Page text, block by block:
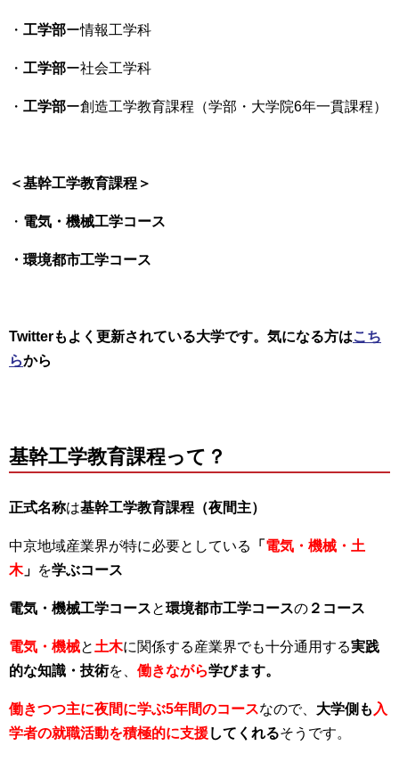
・ 工学部ー情報工学科
・ 工学部ー社会工学科
・ 工学部ー創造工学教育課程（学部・大学院6年一貫課程）
＜基幹工学教育課程＞
・ 電気・機械工学コース
・環境都市工学コース
Twitterもよく更新されている大学です。気になる方はこち
らから
基幹工学教育課程って？
正式名称は基幹工学教育課程（夜間主）
中京地域産業界が特に必要としている 「 電気・機械・土
木」 を学ぶコース
電気・機械工学コースと環境都市工学コースの ２コース
電気・機械と 土木に関係する産業界でも十分通用する実践
的な知識・技術を、 働きながら学びます。
働きつつ主に夜間に学ぶ5年間のコースなので、 大学側も 入
学者の就職活動を積極的に支援してくれるそうです。